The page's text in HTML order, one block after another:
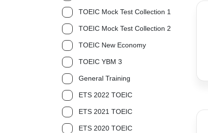
TOEIC Mock Test Collection 1
TOEIC Mock Test Collection 2
TOEIC New Economy
TOEIC YBM 3
General Training
ETS 2022 TOEIC
ETS 2021 TOEIC
ETS 2020 TOEIC